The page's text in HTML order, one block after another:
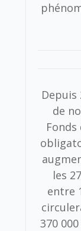
Depuis
de
les
entre
370